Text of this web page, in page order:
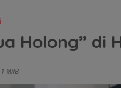
Holong” di
WIB